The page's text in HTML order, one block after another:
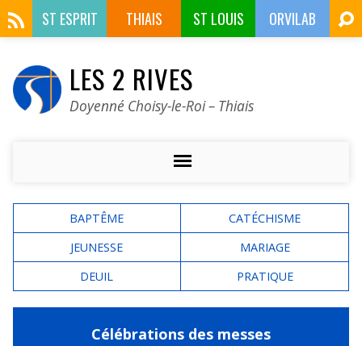
ST ESPRIT THIAIS ST LOUIS ORVILAB
LES 2 RIVES
Doyenné Choisy-le-Roi – Thiais
BAPTÊME
CATÉCHISME
JEUNESSE
MARIAGE
DEUIL
PRATIQUE
Célébrations des messes